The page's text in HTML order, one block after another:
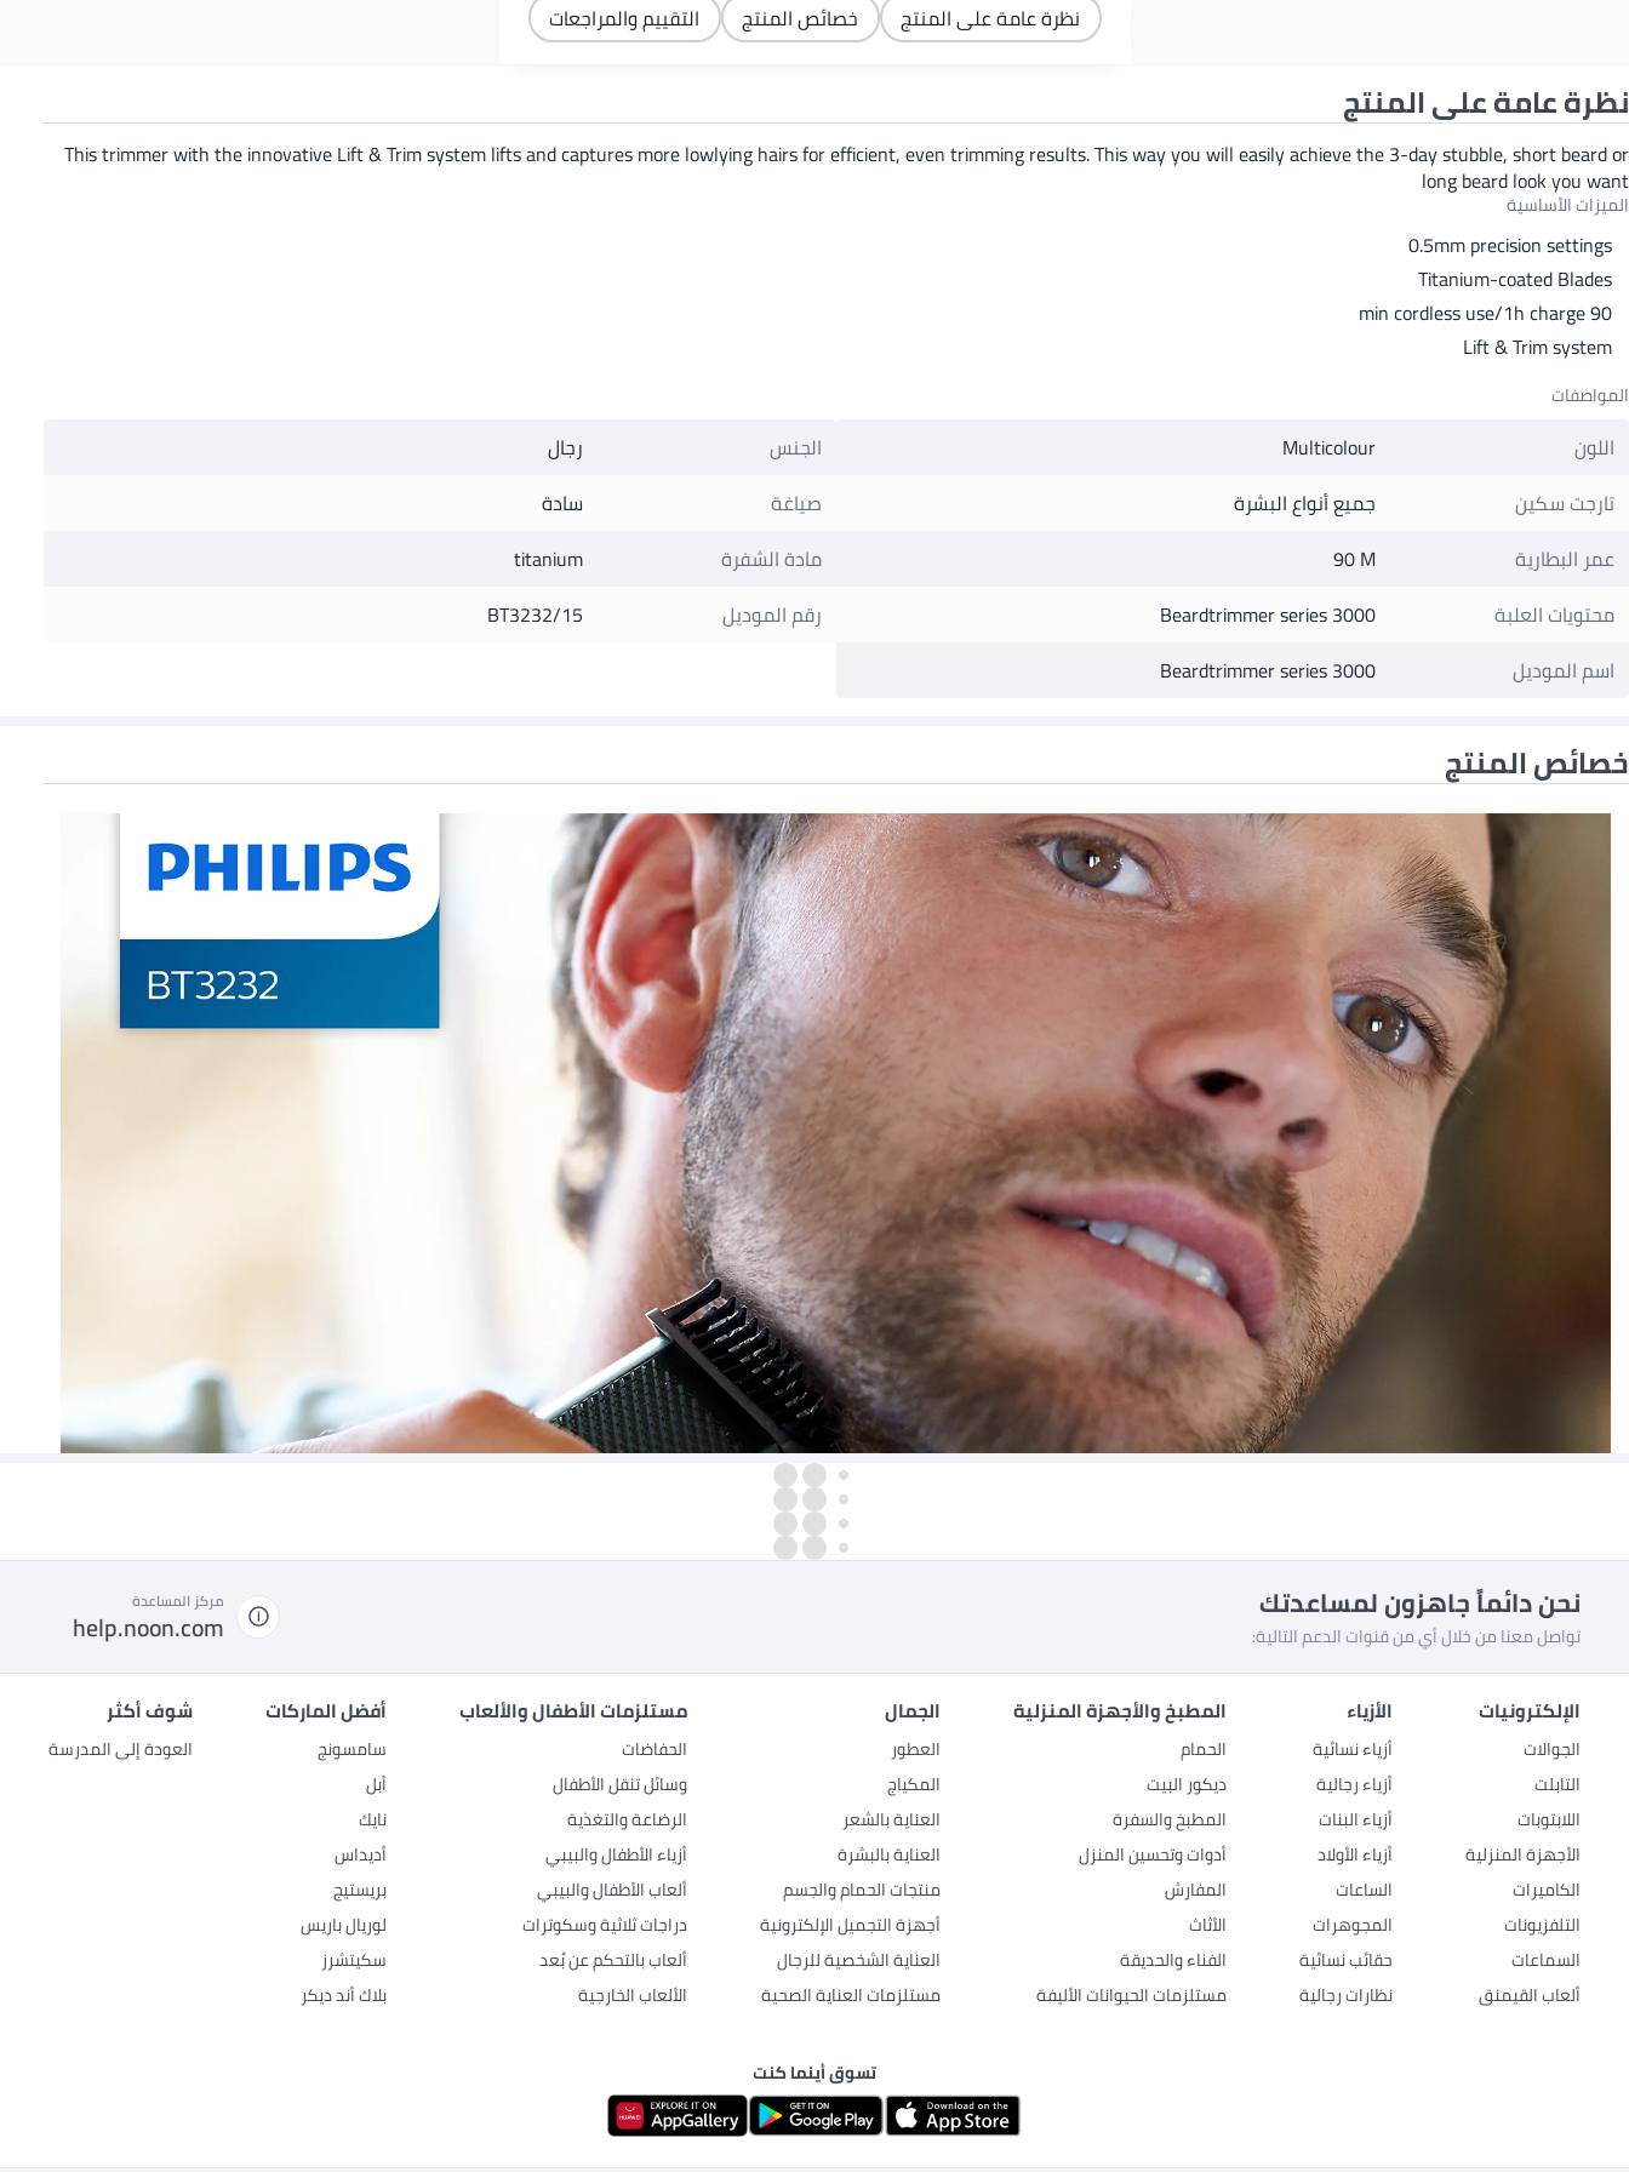
الدقيقة، ماكينة حلاقة
للسفر، للاستخدام الرطب
نظرة عامة على المنتج خصائص المنتج التقييم والمراجعات
نظرة عامة على المنتج
This trimmer with the innovative Lift & Trim system lifts and captures more lowlying hairs for efficient, even trimming results. This way you will easily achieve the 3-day stubble, short beard or
long beard look you want
الميزات الأساسية
0.5mm precision settings
Titanium-coated Blades
90 min cordless use/1h charge
Lift & Trim system
المواصفات
اللون
Multicolour
تارجت سكين
جميع أنواع البشرة
عمر البطارية
90 M
محتويات العلبة
Beardtrimmer series 3000
اسم الموديل
Beardtrimmer series 3000
الجنس
رجال
صياغة
سادة
مادة الشفرة
titanium
رقم الموديل
BT3232/15
خصائص المنتج
نحن دائماً جاهزون لمساعدتك
تواصل معنا من خلال أي من قنوات الدعم التالية:
مركز المساعدة
help.noon.com
الإلكترونيات
الجوالات
التابلت
اللابتوبات
الأجهزة المنزلية
الكاميرات
التلفزيونات
السماعات
ألعاب القيمنق
الأزياء
أزياء نسائية
أزياء رجالية
أزياء البنات
أزياء الأولاد
الساعات
المجوهرات
حقائب نسائية
نظارات رجالية
المطبخ والأجهزة المنزلية
الحمام
ديكور البيت
المطبخ والسفرة
أدوات وتحسين المنزل
المفارش
الأثاث
الفناء والحديقة
مستلزمات الحيوانات الأليفة
الجمال
العطور
المكياج
العناية بالشعر
العناية بالبشرة
منتجات الحمام والجسم
أجهزة التجميل الإلكترونية
العناية الشخصية للرجال
مستلزمات العناية الصحية
مستلزمات الأطفال والألعاب
الحفاضات
وسائل تنقل الأطفال
الرضاعة والتغذية
أزياء الأطفال والبيبي
ألعاب الأطفال والبيبي
دراجات ثلاثية وسكوترات
ألعاب بالتحكم عن بُعد
الألعاب الخارجية
أفضل الماركات
سامسونج
أبل
نايك
أديداس
بريستيج
لوريال باريس
سكيتشرز
بلاك أند ديكر
شوف أكثر
العودة إلى المدرسة
تسوق أينما كنت